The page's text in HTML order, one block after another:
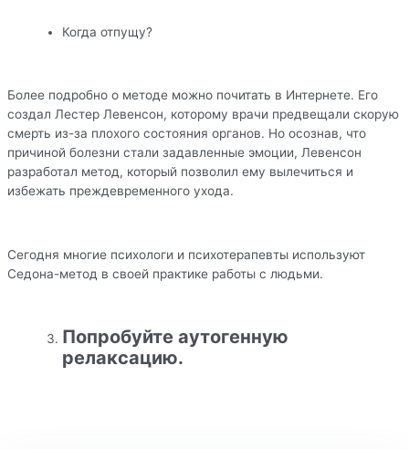
Когда отпущу?
Более подробно о методе можно почитать в Интернете. Его
создал Лестер Левенсон, которому врачи предвещали скорую
смерть из-за плохого состояния органов. Но осознав, что
причиной болезни стали задавленные эмоции, Левенсон
разработал метод, который позволил ему вылечиться и
избежать преждевременного ухода.
Сегодня многие психологи и психотерапевты используют
Седона-метод в своей практике работы с людьми.
Попробуйте аутогенную
релаксацию.